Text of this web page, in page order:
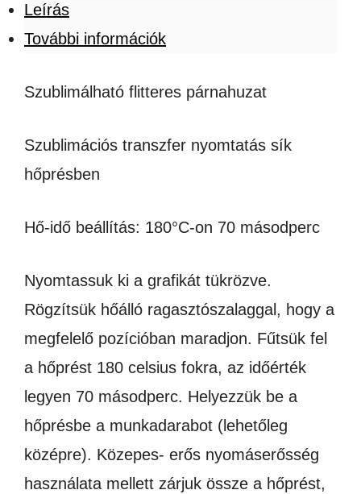
Leírás
További információk
Szublimálható flitteres párnahuzat
Szublimációs transzfer nyomtatás sík
hőprésben
Hő-idő beállítás: 180°C-on 70 másodperc
Nyomtassuk ki a grafikát tükrözve.
Rögzítsük hőálló ragasztószalaggal, hogy a
megfelelő pozícióban maradjon. Fűtsük fel
a hőprést 180 celsius fokra, az időérték
legyen 70 másodperc. Helyezzük be a
hőprésbe a munkadarabot (lehetőleg
középre). Közepes- erős nyomáserősség
használata mellett zárjuk össze a hőprést,